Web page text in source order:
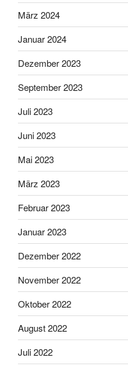
März 2024
Januar 2024
Dezember 2023
September 2023
Juli 2023
Juni 2023
Mai 2023
März 2023
Februar 2023
Januar 2023
Dezember 2022
November 2022
Oktober 2022
August 2022
Juli 2022